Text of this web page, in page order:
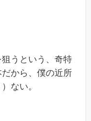
うという、奇特
から、僕の近所
ない。